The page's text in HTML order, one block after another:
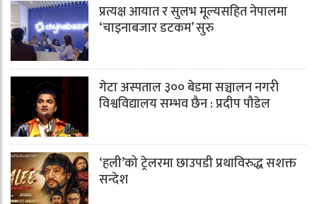
प्रत्यक्ष आयात र सुलभ मूल्यसहित नेपालमा
‘चाइनाबजार डटकम’ सुरु
गेटा अस्पताल ३०० बेडमा सञ्चालन नगरी
विश्वविद्यालय सम्भव छैन : प्रदीप पौडेल
‘हली’को ट्रेलरमा छाउपडी प्रथाविरुद्ध सशक्त
सन्देश